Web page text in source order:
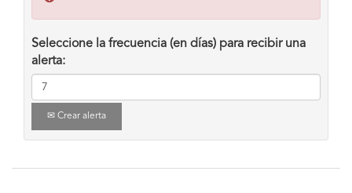
Seleccione la frecuencia (en días) para recibir una
alerta:
Crear alerta